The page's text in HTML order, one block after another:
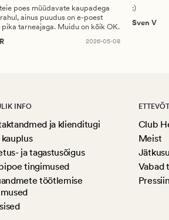
poes müüdavate kaupadega
ainus puudus on e-poest
tarneajaga. Muidu on kõik OK.
2026-05-08
:)
Sven V
INFO
ja klienditugi
ja tagastusõigus
tingimused
töötlemise
Club
Meist
Vabad